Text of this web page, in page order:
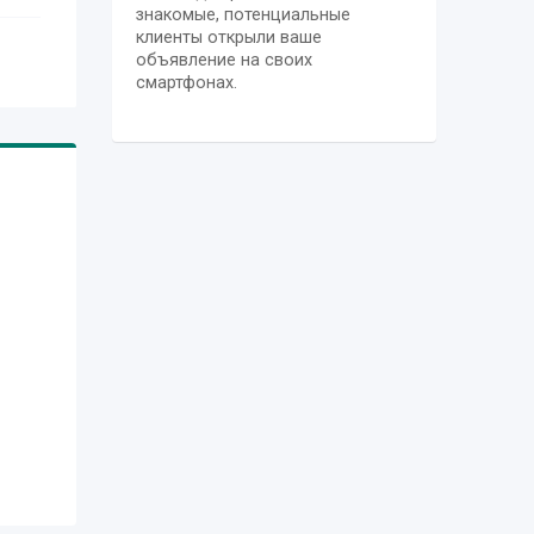
знакомые, потенциальные
клиенты открыли ваше
объявление на своих
смартфонах.